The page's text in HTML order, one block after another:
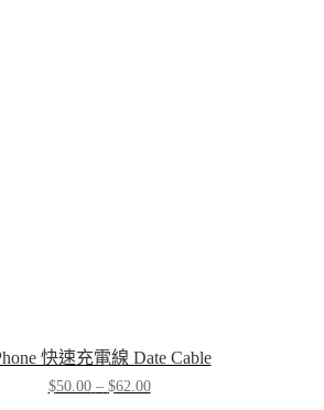
快速充電線 Date Cable
$50.00 – $62.00Price